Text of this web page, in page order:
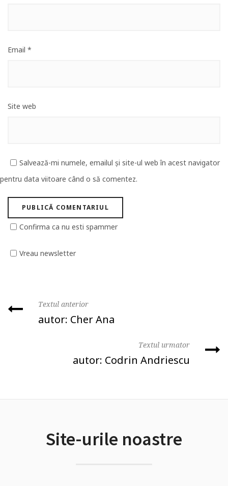
Email *
Site web
Salvează-mi numele, emailul și site-ul web în acest navigator
pentru data viitoare când o să comentez.
Confirma ca nu esti spammer
Vreau newsletter
Textul anterior
autor: Cher Ana
Textul urmator
autor: Codrin Andriescu
Site-urile noastre